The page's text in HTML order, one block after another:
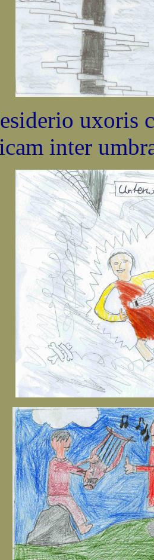
uxoris
inter